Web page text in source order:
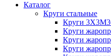
Каталог
Круги стальные
Круги
Круги
Круги
Круги